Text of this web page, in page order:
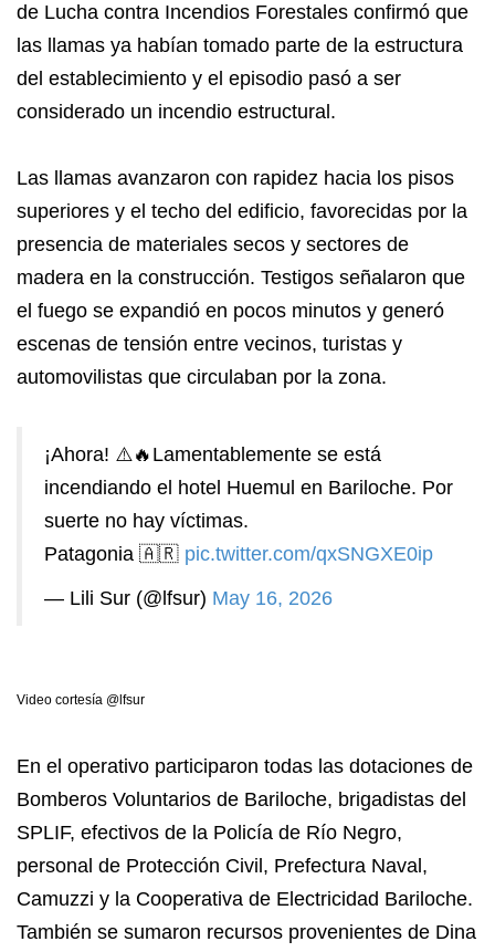
de Lucha contra Incendios Forestales confirmó que
las llamas ya habían tomado parte de la estructura
del establecimiento y el episodio pasó a ser
considerado un incendio estructural.
Las llamas avanzaron con rapidez hacia los pisos
superiores y el techo del edificio, favorecidas por la
presencia de materiales secos y sectores de
madera en la construcción. Testigos señalaron que
el fuego se expandió en pocos minutos y generó
escenas de tensión entre vecinos, turistas y
automovilistas que circulaban por la zona.
¡Ahora! ⚠️🔥Lamentablemente se está
incendiando el hotel Huemul en Bariloche. Por
suerte no hay víctimas.
Patagonia 🇦🇷 pic.twitter.com/qxSNGXE0ip
— Lili Sur (@lfsur) May 16, 2026
Video cortesía @lfsur
En el operativo participaron todas las dotaciones de
Bomberos Voluntarios de Bariloche, brigadistas del
SPLIF, efectivos de la Policía de Río Negro,
personal de Protección Civil, Prefectura Naval,
Camuzzi y la Cooperativa de Electricidad Bariloche.
También se sumaron recursos provenientes de Dina